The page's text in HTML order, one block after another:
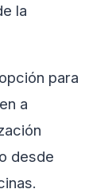
la
para
a
desde